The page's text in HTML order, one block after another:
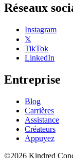
Réseaux
Instagram
𝕏
TikTok
LinkedIn
Entreprise
Blog
Carrières
Assistance
Créateurs
Appuyez
©2026 Kindred